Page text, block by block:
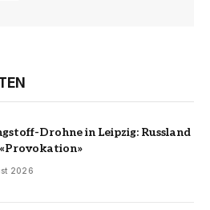
Drohne in Leipzig: Russland
2026